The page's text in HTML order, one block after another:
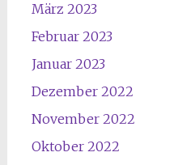
März 2023
Februar 2023
Januar 2023
Dezember 2022
November 2022
Oktober 2022